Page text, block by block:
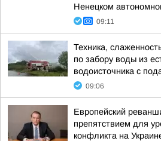
Ненецком
09:11
Техника,
по забору воды из
водоисточника с
09:06
Европейский
препятствием для
конфликта на